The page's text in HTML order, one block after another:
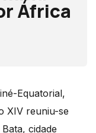
África
Equatorial,
XIV reuniu-se
cidade